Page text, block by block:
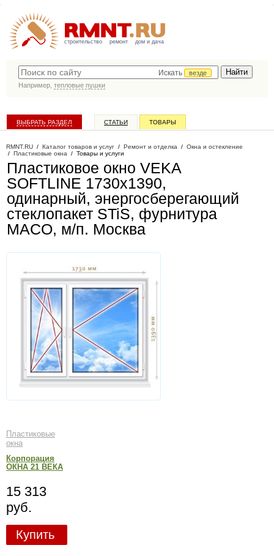
строительство ремонт дом и дача
Искать
везде
Например, тепловые пушки
ВЫБРАТЬ РАЗДЕЛ СТАТЬИ ТОВАРЫ
RMNT.RU / Каталог товаров и услуг / Ремонт и отделка / Окна и остекление
/ Пластиковые окна / Товары и услуги
Пластиковое окно VEKA
SOFTLINE 1730х1390,
одинарный, энергосберегающий
стеклопакет STiS, фурнитура
MACO, м/п. Москва
Пластиковые
окна
Корпорация
ОКНА 21 ВЕКА
15 313
руб.
Купить